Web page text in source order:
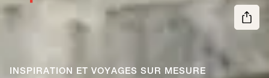
INSPIRATION ET VOYAGES SUR MESURE